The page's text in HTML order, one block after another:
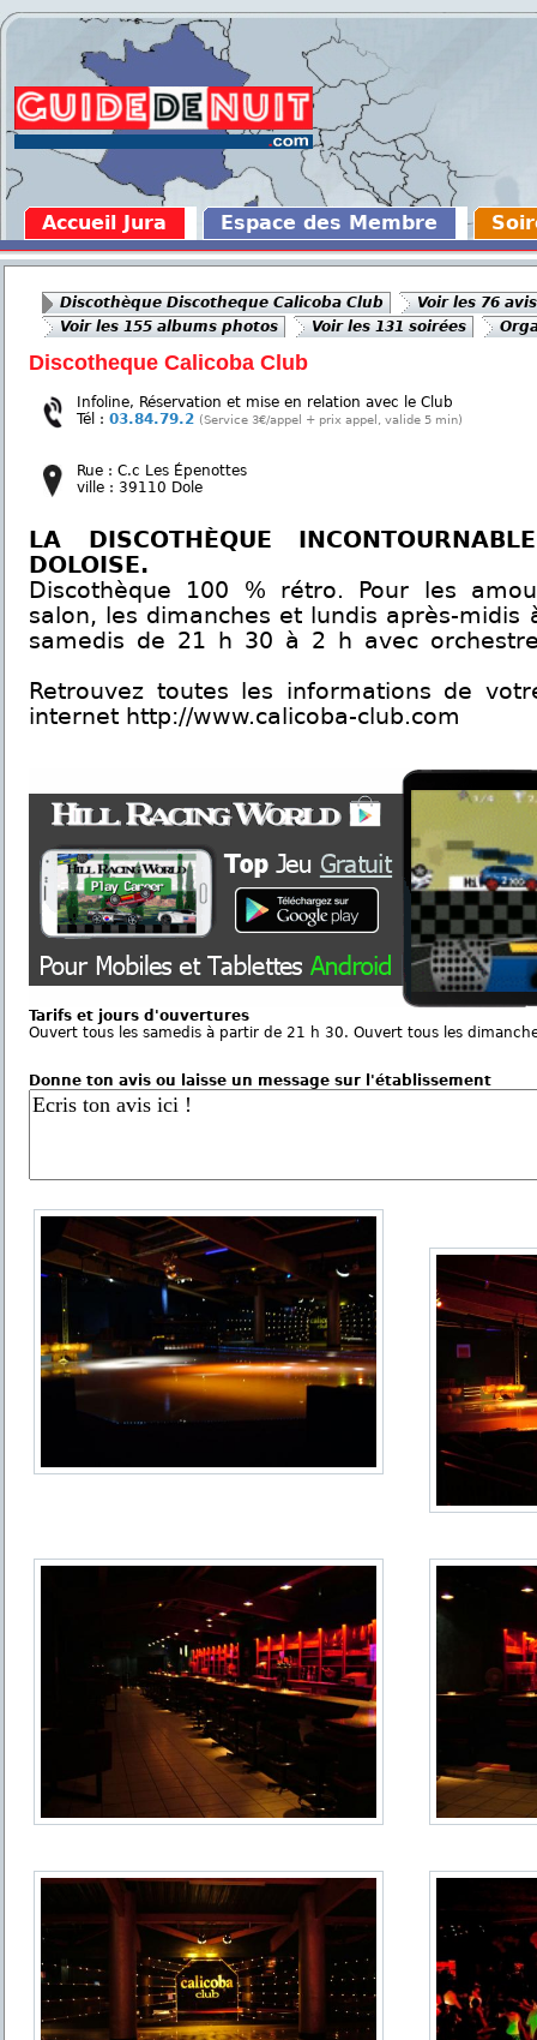
Accueil Jura Espace des Membre
Discothèque Discotheque Calicoba Club
Voir les 76 avis
Voir les 155 albums photos
Voir les 131 soirées
Discotheque Calicoba Club
Infoline, Réservation et mise en relation avec le Club
Tél : 03.84.79.2 (Service 3€/appel + prix appel, valide 5 min)
Rue : C.c Les Épenottes
ville : 39110 Dole
LA DISCOTHÈQUE
DOLOISE.
Discothèque 100 % rétro. Pour les
salon, les dimanches et lundis après-
samedis de 21 h 30 à 2 h avec
Retrouvez toutes les informations de
internet http://www.calicoba-club.com
Tarifs et jours d'ouvertures
Ouvert tous les samedis à partir de 21 h 30. Ouvert tous les
Donne ton avis ou laisse un message sur l'établissement